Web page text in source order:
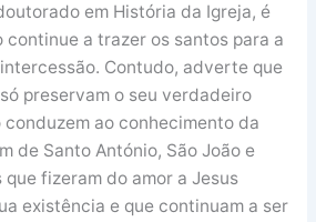
em História da Igreja, é
continue a trazer os santos para a
Contudo, adverte que
preservam o seu verdadeiro
ao conhecimento da
de Santo António, São João e
que fizeram do amor a Jesus
existência e que continuam a ser